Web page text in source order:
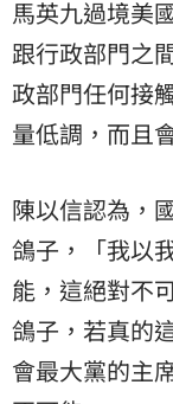
馬英九過境美
跟行政部門之
政部門任何接
量低調，而且
陳以信認為，
鴿子，「我以
能，這絕對不
鴿子，若真的
會最大黨的主